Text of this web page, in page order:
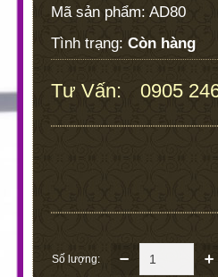
Mã sản phẩm: AD80
Tình trạng: Còn hàng
Tư Vấn: 0905
Số lượng: